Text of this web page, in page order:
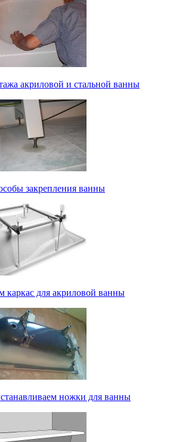
акриловой и стальной ванны
закрепления ванны
каркас для акриловой ванны
ножки для ванны